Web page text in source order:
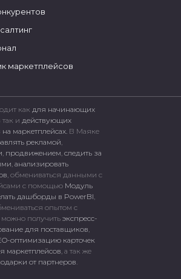
маркетплейсов
как для начинающих
так и действующих
маркетплейсах. В Маяке
рекламой,
, продвижением, следить за
, анализировать
, обмениваться данными с
c помощью Модуль
дашборды в PowerBI,
опытом с
можно получить экспресс-
для поставщиков,
оптимизацию карточек
маркетплейсов, а так же
от партнеров.